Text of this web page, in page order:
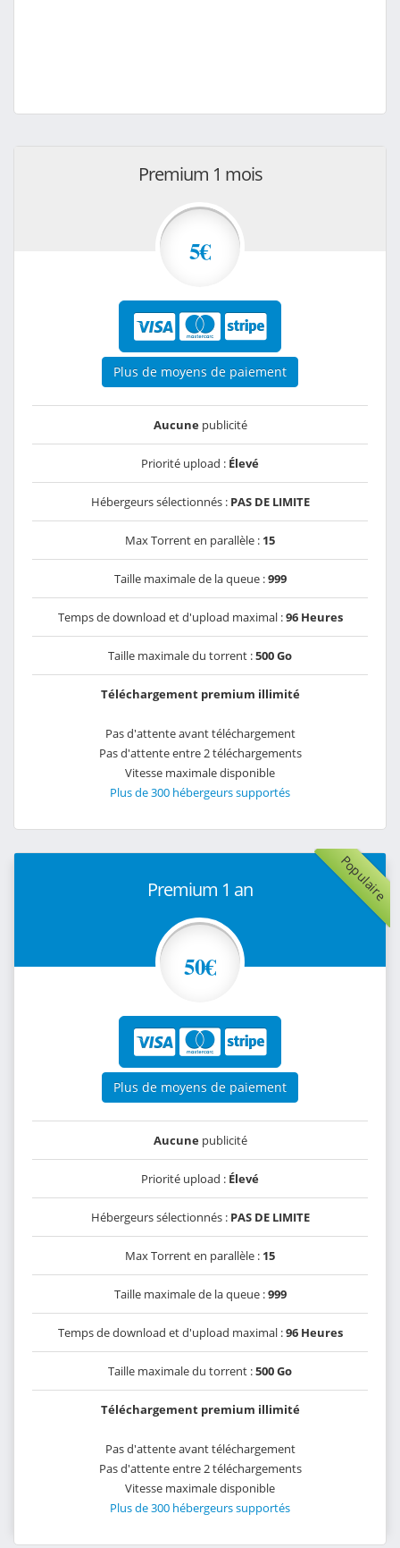
Premium 1 mois
5€
Plus de moyens de paiement
Aucunepublicité
Priorité upload : Élevé
Hébergeurs sélectionnés : PAS DE LIMITE
Max Torrent en parallèle : 15
Taille maximale de la queue :999
Temps de download et d'upload maximal :96 Heures
Taille maximale du torrent :500 Go
Téléchargement premium illimité
Pas d'attente avant téléchargement
Pas d'attente entre 2 téléchargements
Vitesse maximale disponible
Plus de 300 hébergeurs supportés
Populaire
Premium 1 an
50€
Plus de moyens de paiement
Aucunepublicité
Priorité upload : Élevé
Hébergeurs sélectionnés : PAS DE LIMITE
Max Torrent en parallèle : 15
Taille maximale de la queue :999
Temps de download et d'upload maximal :96 Heures
Taille maximale du torrent :500 Go
Téléchargement premium illimité
Pas d'attente avant téléchargement
Pas d'attente entre 2 téléchargements
Vitesse maximale disponible
Plus de 300 hébergeurs supportés